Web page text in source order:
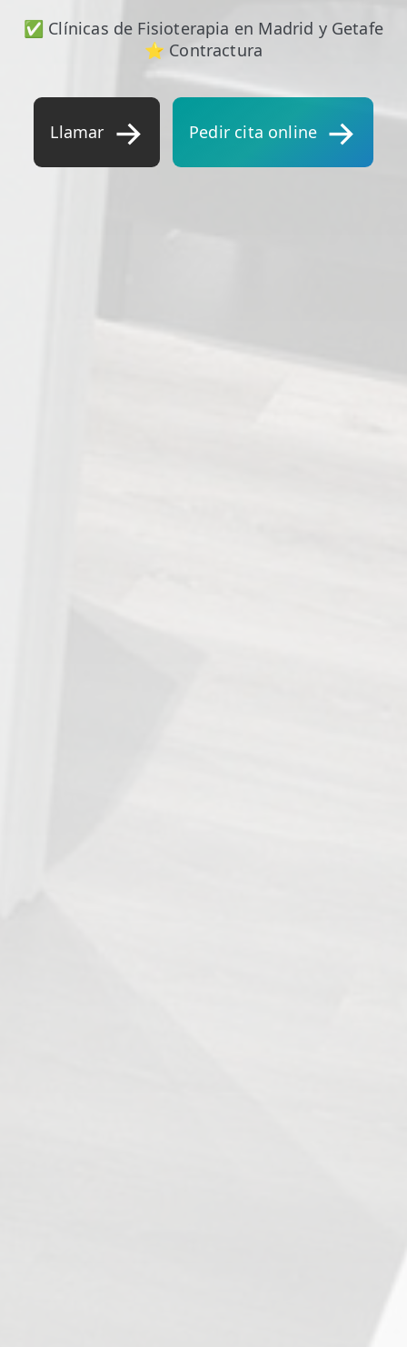
✅ Clínicas de Fisioterapia en Madrid y Getafe
⭐ Contractura
Llamar Pedir cita online